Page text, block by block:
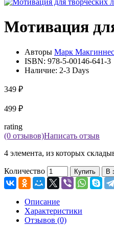
Мотивация
Авторы Марк
ISBN: 978-5-00146-641-3
Наличие: 2-3 Days
349 ₽
499 ₽
rating
(0 отзывов)Написать отзыв
4 элемента, из которых
Количество Купить В
Описание
Характеристики
Отзывов (0)